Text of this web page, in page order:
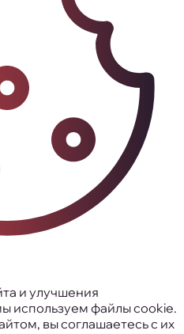
и улучшения